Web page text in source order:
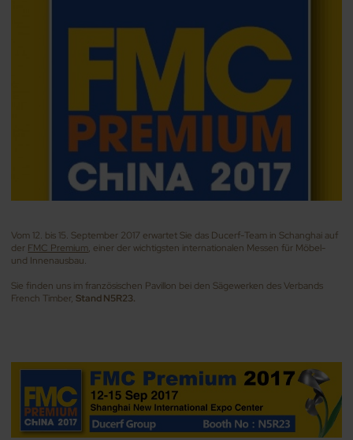
Vom 12. bis 15. September 2017 erwartet Sie das Ducerf-Team in Schanghai auf
der FMC Premium, einer der wichtigsten internationalen Messen für Möbel-
und Innenausbau.
Sie finden uns im französischen Pavillon bei den Sägewerken des Verbands
French Timber,Stand N5R23.